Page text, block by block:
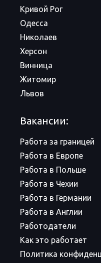
Кривой Рог
Одесса
Николаев
Херсон
Винница
Житомир
Львов
Вакансии:
Работа за границей
Работа в Европе
Работа в Польше
Работа в Чехии
Работа в Германии
Работа в Англии
Работодатели
Как это работает
Политика